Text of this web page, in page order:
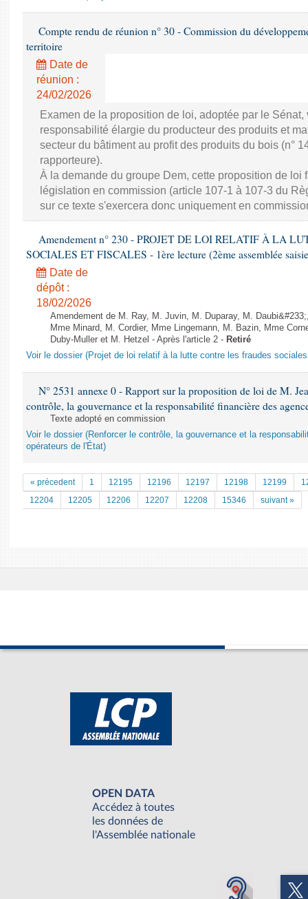
Compte rendu de réunion n° 30 - Commission du
territoire
Date de
réunion :
24/02/2026
Examen de la proposition de loi, adoptée par le
responsabilité élargie du producteur des produits et
secteur du bâtiment au profit des produits du bois (n°
rapporteure).
À la demande du groupe Dem, cette proposition de loi
législation en commission (article 107-1 à 107-3 du
sur ce texte s'exercera donc uniquement en
Amendement n° 230 - PROJET DE LOI RELATIF À LA
SOCIALES ET FISCALES - 1ère lecture (2ème assemblée
Date de
dépôt :
18/02/2026
Amendement de M. Ray, M. Juvin, M. Duparay, M.
Mme Minard, M. Cordier, Mme Lingemann, M. Bazin, Mme
Duby-Muller et M. Hetzel - Après l'article 2 - Retiré
Voir le dossier (Projet de loi relatif à la lutte contre les fraudes
N° 2531 annexe 0 - Rapport sur la proposition de loi de M.
contrôle, la gouvernance et la responsabilité financière des
Texte adopté en commission
Voir le dossier (Renforcer le contrôle, la gouvernance et la
opérateurs de l'État)
« précedent 1 12195 12196 12197 12198 12199
12204
12205 12206 12207 12208 15346 suivant »
OPEN DATA
Accédez à toutes
les données de
l'Assemblée nationale